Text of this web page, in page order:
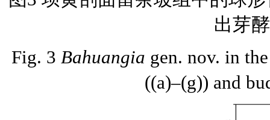
出芽
Fig. 3 Bahuangia gen. nov. in
((a)–(g)) and